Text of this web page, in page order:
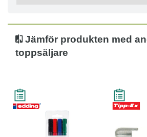
Jämför produkten med
toppsäljare